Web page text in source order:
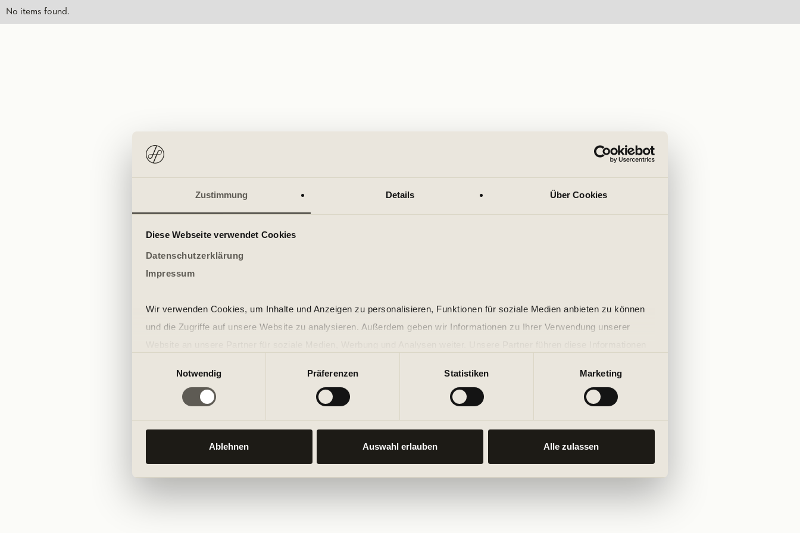
Zustimmung Details Über Cookies
Diese Webseite verwendet Cookies
Datenschutzerklärung
Impressum
Wir verwenden Cookies, um Inhalte und Anzeigen zu personalisieren, Funktionen für soziale Medien anbieten zu können
und die Zugriffe auf unsere Website zu analysieren. Außerdem geben wir Informationen zu Ihrer Verwendung unserer
der Dienste gesammelt haben.
Notwendig
Präferenzen Statistiken Marketing
Ablehnen Auswahl erlauben Alle zulassen
No items found.